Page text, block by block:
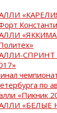
«ЯККИМА
по
«Пикник
«БЕЛЫЕ